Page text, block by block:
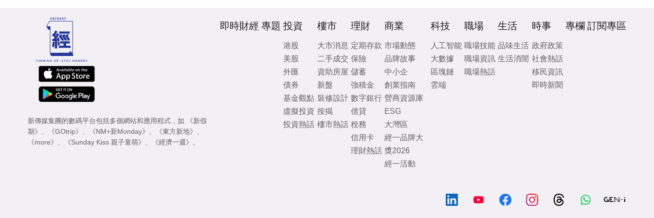
新傳媒集團的數碼平台包括多個網站和應用程式，如
《新假
期》 、 《GOtrip》 、 《NM+新Monday》 、 《東方新地》 、
《more》 、 《Sunday Kiss 親子童萌》 、 《經濟一週》 。
即時財經 專題 投資
港股
美股
外匯
債券
基金觀點
虛擬投資
投資熱話
樓市
大市消息
二手成交
資助房屋
新盤
裝修設計
按揭
樓市熱話
理財
定期存款
保險
儲蓄
強積金
數字銀行
借貸
稅務
信用卡
理財熱話
商業
市場動態
品牌故事
中小企
創業指南
營商資源庫
ESG
大灣區
經一品牌大
獎2026
經一活動
科技
人工智能
大數據
區塊鏈
雲端
職場
職場技能
職場資訊
職場熱話
生活
品味生活
生活消閒
時事
政府政策
社會熱話
移民資訊
即時新聞
專欄 訂閱專區